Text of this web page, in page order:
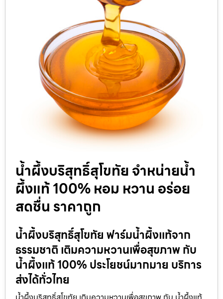
น้ำผึ้งบริสุทธิ์สุโขทัย จำหน่ายน้ำ
ผึ้งแท้ 100% หอม หวาน อร่อย
สดชื่น ราคาถูก
น้ำผึ้งบริสุทธิ์สุโขทัย ฟาร์มน้ำผึ้งแท้จาก
ธรรมชาติ เติมความหวานเพื่อสุขภาพ กับ
น้ำผึ้งแท้ 100% ประโยชน์มากมาย บริการ
ส่งได้ทั่วไทย